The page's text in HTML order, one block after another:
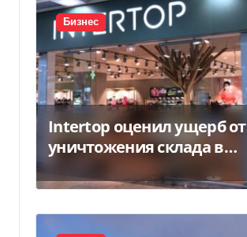
Бизнес
Intertop оценил ущерб от
уничтожения склада в